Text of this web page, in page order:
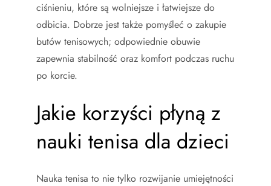
ciśnieniu, które są wolniejsze i łatwiejsze do
odbicia. Dobrze jest także pomyśleć o zakupie
butów tenisowych; odpowiednie obuwie
zapewnia stabilność oraz komfort podczas ruchu
po korcie.
Jakie korzyści płyną z
nauki tenisa dla dzieci
Nauka tenisa to nie tylko rozwijanie umiejętności